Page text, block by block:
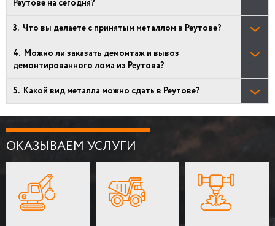
Реутове на сегодня?
Что вы делаете с принятым металлом в Реутове?
Можно ли заказать демонтаж и вывоз
демонтированного лома из Реутова?
Какой вид металла можно сдать в Реутове?
ОКАЗЫВАЕМ УСЛУГИ